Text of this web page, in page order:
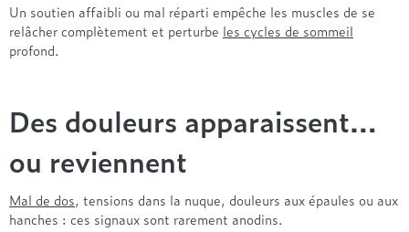
Un soutien affaibli ou mal réparti empêche les muscles de se
relâcher complètement et perturbe les cycles de sommeil
profond.
Des douleurs apparaissent…
ou reviennent
Mal de dos, tensions dans la nuque, douleurs aux épaules ou aux
hanches : ces signaux sont rarement anodins.